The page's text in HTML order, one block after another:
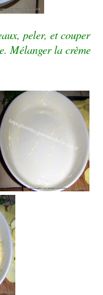
peler, et couper
Mélanger la crème